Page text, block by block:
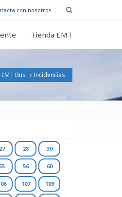
con nosotros
Tienda EMT
EMT Bus Incidencias
27 28 30
56 60
107 109